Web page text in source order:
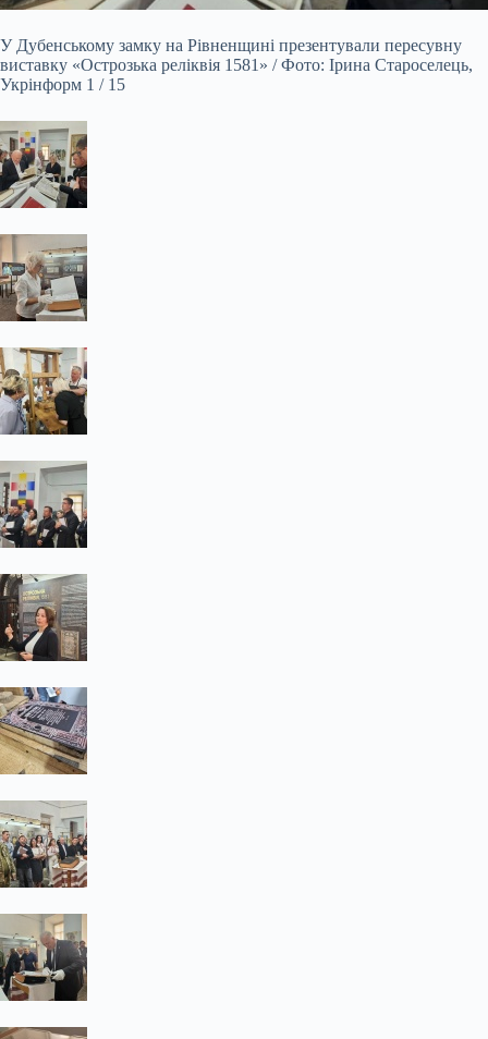
У Дубенському замку на Рівненщині презентували пересувну
виставку «Острозька реліквія 1581» / Фото: Ірина Староселець,
Укрінформ 1 / 15